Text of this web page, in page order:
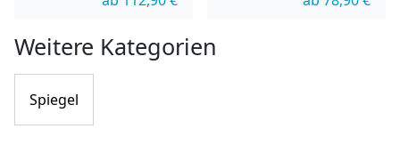
Weitere Kategorien
Spiegel